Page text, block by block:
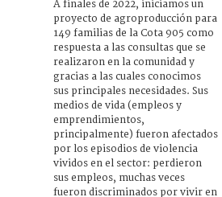
A finales de 2022, iniciamos un
proyecto de agroproducción para
149 familias de la Cota 905 como
respuesta a las consultas que se
realizaron en la comunidad y
gracias a las cuales conocimos
sus principales necesidades. Sus
medios de vida (empleos y
emprendimientos,
principalmente) fueron afectados
por los episodios de violencia
vividos en el sector: perdieron
sus empleos, muchas veces
fueron discriminados por vivir en